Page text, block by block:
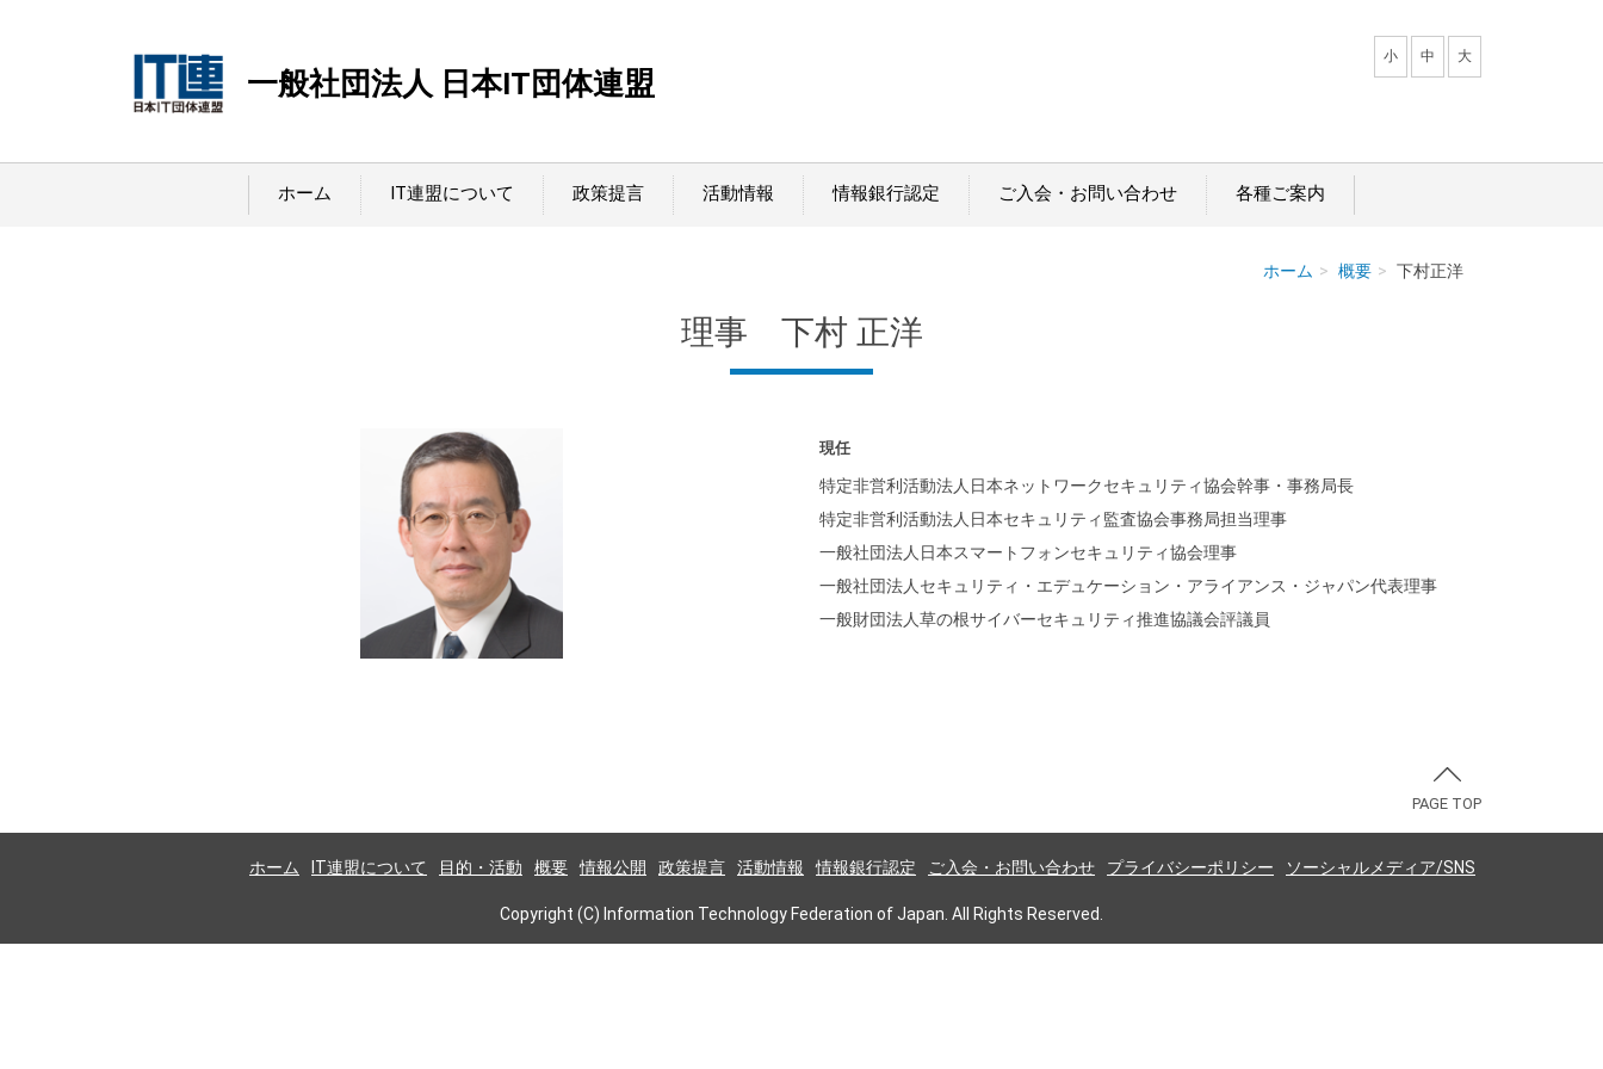
一般社団法人 日本IT団体連盟
小 中 大
ホーム IT連盟について 政策提言 活動情報 情報銀行認定 ご入会・お問い合わせ 各種ご案内
ホーム 概要 下村正洋
理事 下村 正洋
現任
特定非営利活動法人日本ネットワークセキュリティ協会幹事・事務局長
特定非営利活動法人日本セキュリティ監査協会事務局担当理事
一般社団法人日本スマートフォンセキュリティ協会理事
一般社団法人セキュリティ・エデュケーション・アライアンス・ジャパン代表理事
一般財団法人草の根サイバーセキュリティ推進協議会評議員
PAGE TOP
ホーム IT連盟について 目的・活動 概要 情報公開 政策提言 活動情報 情報銀行認定 ご入会・お問い合わせ プライバシーポリシー ソーシャルメディア/SNS
Copyright (C) Information Technology Federation of Japan. All Rights Reserved.